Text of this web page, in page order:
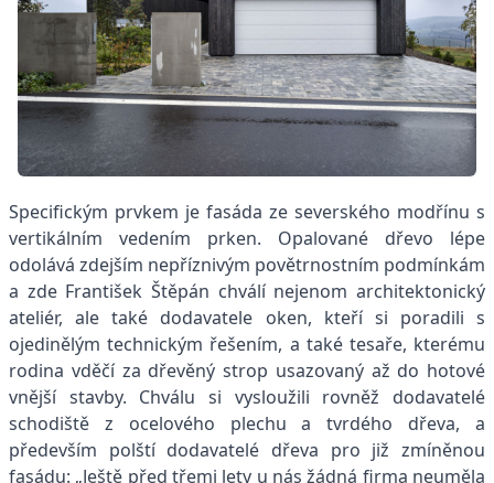
Specifickým prvkem je fasáda ze severského modřínu s
vertikálním vedením prken. Opalované dřevo lépe
odolává zdejším nepříznivým povětrnostním podmínkám
a zde František Štěpán chválí nejenom architektonický
ateliér, ale také dodavatele oken, kteří si poradili s
ojedinělým technickým řešením, a také tesaře, kterému
rodina vděčí za dřevěný strop usazovaný až do hotové
vnější stavby. Chválu si vysloužili rovněž dodavatelé
schodiště z ocelového plechu a tvrdého dřeva, a
především polští dodavatelé dřeva pro již zmíněnou
fasádu: „Ještě před třemi lety u nás žádná firma neuměla